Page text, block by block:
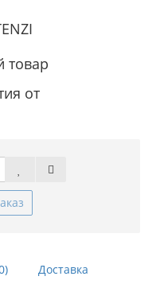
товар
от
Доставка